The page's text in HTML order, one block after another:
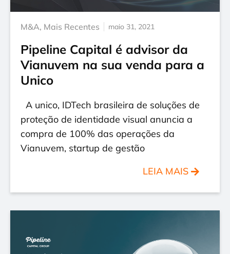
M&A, Mais Recentes maio 31, 2021
Pipeline Capital é advisor da
Vianuvem na sua venda para a
Unico
A unico, IDTech brasileira de soluções de
proteção de identidade visual anuncia a
compra de 100% das operações da
Vianuvem, startup de gestão
LEIA MAIS